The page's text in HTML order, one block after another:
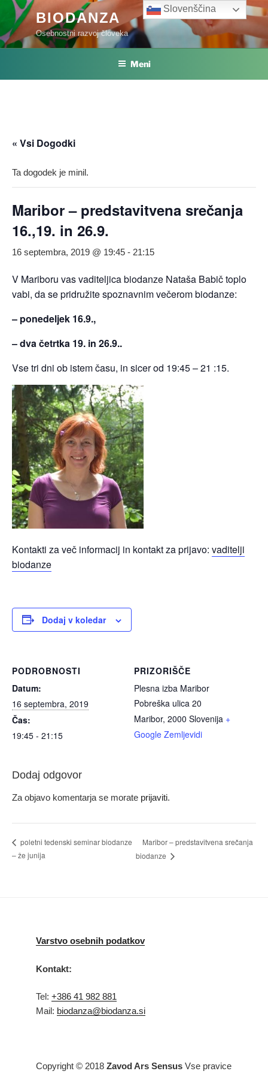
Skoči
vsebino
BIODANZA
Osebnostni razvoj človeka
Meni
« Vsi Dogodki
Ta dogodek je minil.
Maribor – predstavitvena srečanja
16.,19. in 26.9.
16 septembra, 2019 @ 19:45 - 21:15
V Mariboru vas vaditeljica biodanze Nataša Babič toplo
vabi, da se pridružite spoznavnim večerom biodanze:
– ponedeljek 16.9.,
– dva četrtka 19. in 26.9..
Vse tri dni ob istem času, in sicer od 19:45 – 21 :15.
Kontakti za več informacij in kontakt za prijavo: vaditelji
biodanze
Dodaj v koledar
PODROBNOSTI
Datum:
16 septembra, 2019
Čas:
19:45 - 21:15
PRIZORIŠČE
Plesna izba Maribor
Pobreška ulica 20
Maribor, 2000 Slovenija +
Google Zemljevidi
Dodaj odgovor
Za objavo komentarja se morate prijaviti.
poletni tedenski seminar biodanze
– že junija
Maribor – predstavitvena srečanja
biodanze
Varstvo osebnih podatkov
Kontakt:
Tel: +386 41 982 881
Mail: biodanza@biodanza.si
Copyright © 2018 Zavod Ars Sensus Vse pravice
Slovenščina